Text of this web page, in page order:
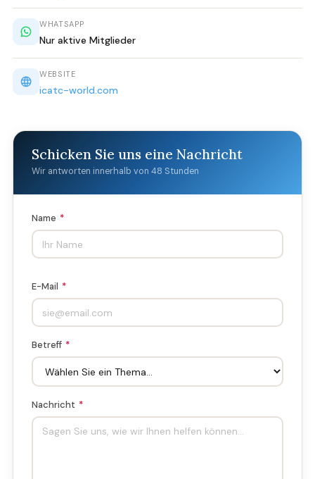
WHATSAPP
Nur aktive Mitglieder
WEBSITE
icatc-world.com
Schicken Sie uns eine Nachricht
Wir antworten innerhalb von 48 Stunden
Name *
E-Mail *
Betreff *
Nachricht *